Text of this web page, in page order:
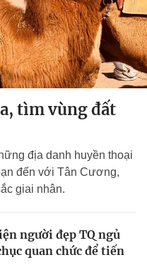
tìm vùng đất
địa danh huyền thoại
đến với Tân Cương,
giai nhân.
người đẹp TQ ngủ
quan chức để tiến